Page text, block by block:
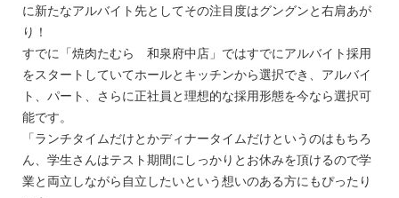
に新たなアルバイト先としてその注目度はグングンと右肩あが
り！
すでに「焼肉たむら 和泉府中店」ではすでにアルバイト採用
をスタートしていてホールとキッチンから選択でき、アルバイ
ト、パート、さらに正社員と理想的な採用形態を今なら選択可
能です。
「ランチタイムだけとかディナータイムだけというのはもちろ
ん、学生さんはテスト期間にしっかりとお休みを頂けるので学
業と両立しながら自立したいという想いのある方にもぴったり